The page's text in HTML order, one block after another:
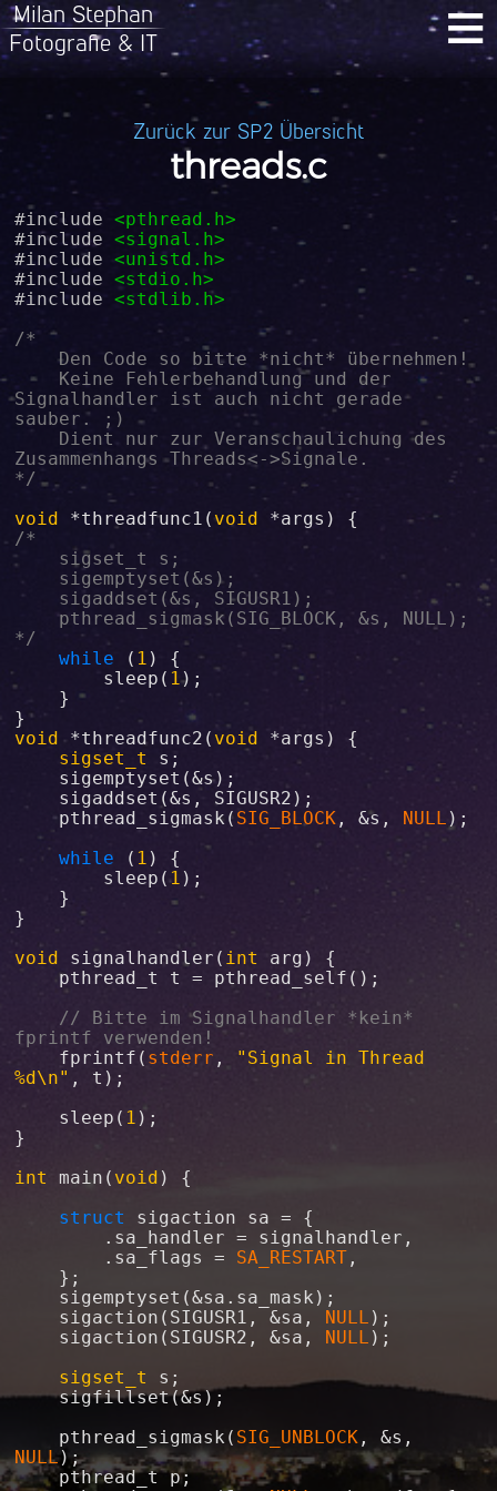
≡
Milan Stephan
Fotografie & IT
Zurück zur SP2 Übersicht
threads.c
#include <pthread.h>
#include <signal.h>
#include <unistd.h>
#include <stdio.h>
#include <stdlib.h>
/*
	Den Code so bitte *nicht* übernehmen!
	Keine Fehlerbehandlung und der
Signalhandler ist auch nicht gerade
sauber. ;)
Zusammenhangs Threads<->Signale.
*/
void
*threadfunc1 ( void *args
/*
	sigset_t s;
	pthread_sigmask(SIG_BLOCK, &s, NULL);
*/
while ( 1 ) {
sleep ( 1);
void *threadfunc2 ( void *args ) {
sigset_t
s ;
sigemptyset (&s);
sigaddset (&s , SIGUSR2 );
pthread_sigmask( SIG_BLOCK, &s , NULL );
while ( 1 ) {
sleep (1 );
}
void
signalhandler ( int arg ) {
pthread_t
t = pthread_self ();
// Bitte im Signalhandler *kein*
fprintf ( stderr ,
"Signal in Thread
%d\n" , t );
sleep ( 1 );
}
int
main ( void ) {
struct
sigaction sa = {
		.
sa_handler = signalhandler ,
		.
sa_flags = SA_RESTART,
sigemptyset (&sa . sa_mask );
sigaction ( SIGUSR1 , &sa , NULL );
sigaction ( SIGUSR2 , &sa , NULL );
sigset_t
s ;
sigfillset(&s);
pthread_sigmask( SIG_UNBLOCK, &s
NULL);
pthread_t p;